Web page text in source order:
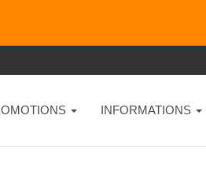
INFORMATIONS